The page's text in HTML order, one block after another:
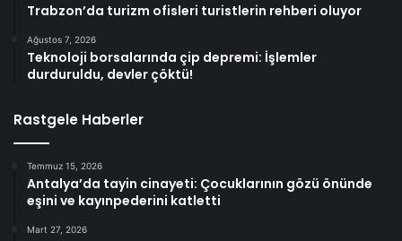
Trabzon’da turizm ofisleri turistlerin rehberi oluyor
Ağustos 7, 2026
Teknoloji borsalarında çip depremi: İşlemler
durduruldu, devler çöktü!
Rastgele Haberler
Temmuz 15, 2026
Antalya’da tayin cinayeti: Çocuklarının gözü önünde
eşini ve kayınpederini katletti
Mart 27, 2026